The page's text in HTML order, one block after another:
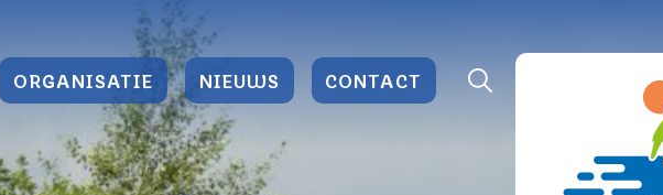
ORGANISATIE NIEUWS CONTACT